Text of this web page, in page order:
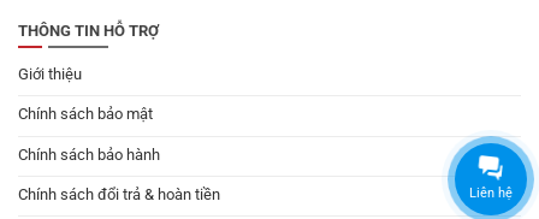
THÔNG TIN HỖ TRỢ
Giới thiệu
Chính sách bảo mật
Chính sách bảo hành
Chính sách đổi trả & hoàn tiền Liên hệ